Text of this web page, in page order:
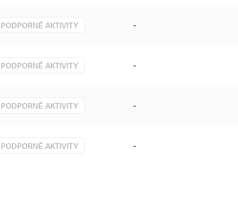
PODPORNÉ AKTIVITY -
PODPORNÉ AKTIVITY -
PODPORNÉ AKTIVITY -
PODPORNÉ AKTIVITY -